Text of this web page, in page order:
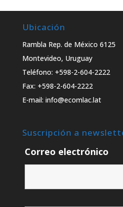
Ubicación
Rambla Rep. de México 6125
Montevideo, Uruguay
Teléfono: +598-2-604-2222
Fax: +598-2-604-2222
E-mail: info@ecomlac.lat
Suscripción a
Correo electrónico